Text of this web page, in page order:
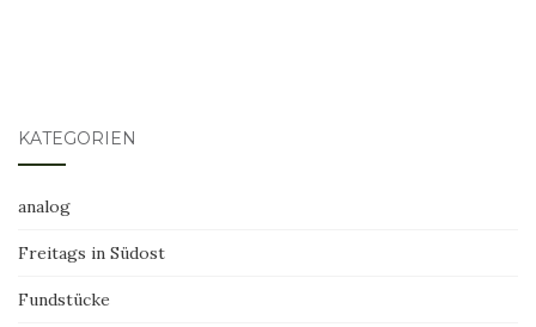
KATEGORIEN
analog
Freitags in Südost
Fundstücke